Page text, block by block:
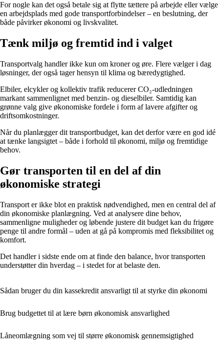
For nogle kan det også betale sig at flytte tættere på arbejde eller vælge
en arbejdsplads med gode transportforbindelser – en beslutning, der
både påvirker økonomi og livskvalitet.
Tænk miljø og fremtid ind i valget
Transportvalg handler ikke kun om kroner og øre. Flere vælger i dag
løsninger, der også tager hensyn til klima og bæredygtighed.
Elbiler, elcykler og kollektiv trafik reducerer CO₂-udledningen
markant sammenlignet med benzin- og dieselbiler. Samtidig kan
grønne valg give økonomiske fordele i form af lavere afgifter og
driftsomkostninger.
Når du planlægger dit transportbudget, kan det derfor være en god idé
at tænke langsigtet – både i forhold til økonomi, miljø og fremtidige
behov.
Gør transporten til en del af din
økonomiske strategi
Transport er ikke blot en praktisk nødvendighed, men en central del af
din økonomiske planlægning. Ved at analysere dine behov,
sammenligne muligheder og løbende justere dit budget kan du frigøre
penge til andre formål – uden at gå på kompromis med fleksibilitet og
komfort.
Det handler i sidste ende om at finde den balance, hvor transporten
understøtter din hverdag – i stedet for at belaste den.
Sådan bruger du din kassekredit ansvarligt til at styrke din økonomi
Brug budgettet til at lære børn økonomisk ansvarlighed
Låneomlægning som vej til større økonomisk gennemsigtighed